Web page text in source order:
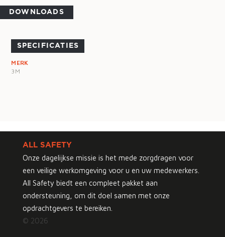
DOWNLOADS
SPECIFICATIES
MERK
3M
ALL SAFETY
Onze dagelijkse missie is het mede zorgdragen voor
een veilige werkomgeving voor u en uw medewerkers.
All Safety biedt een compleet pakket aan
ondersteuning, om dit doel samen met onze
opdrachtgevers te bereiken.
© 2026